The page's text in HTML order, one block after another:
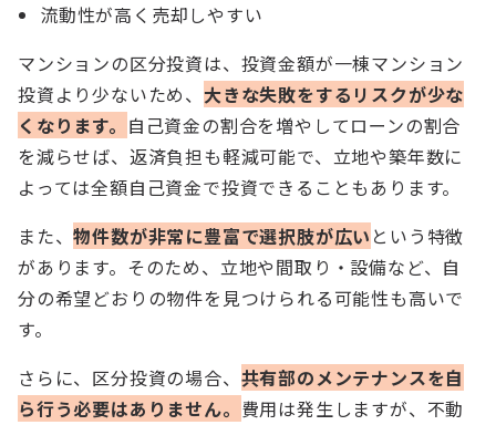
流動性が高く売却しやすい
マンションの区分投資は、投資金額が一棟マンション
投資より少ないため、 大きな失敗をするリスクが少な
くなります。 自己資金の割合を増やしてローンの割合
を減らせば、返済負担も軽減可能で、立地や築年数に
よっては全額自己資金で投資できることもあります。
また、物件数が非常に豊富で選択肢が広い という特徴
があります。そのため、立地や間取り・設備など、自
分の希望どおりの物件を見つけられる可能性も高いで
す。
さらに、区分投資の場合、 共有部のメンテナンスを自
ら行う必要はありません。 費用は発生しますが、不動